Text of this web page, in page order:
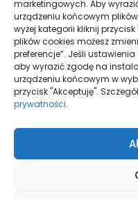
marketingowych. Aby
urządzeniu końcowym
wyżej kategorii kliknij
plików cookies możesz
preferencje”. Jeśli
aby wyrazić zgodę na
urządzeniu końcowym w
przycisk "Akceptuję".
prywatności.
Polityka plików cookies (EU)